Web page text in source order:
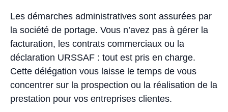
Les démarches administratives sont assurées par
la société de portage. Vous n’avez pas à gérer la
facturation, les contrats commerciaux ou la
déclaration URSSAF : tout est pris en charge.
Cette délégation vous laisse le temps de vous
concentrer sur la prospection ou la réalisation de la
prestation pour vos entreprises clientes.